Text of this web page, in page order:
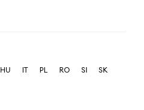
HU IT PL RO SI
SK